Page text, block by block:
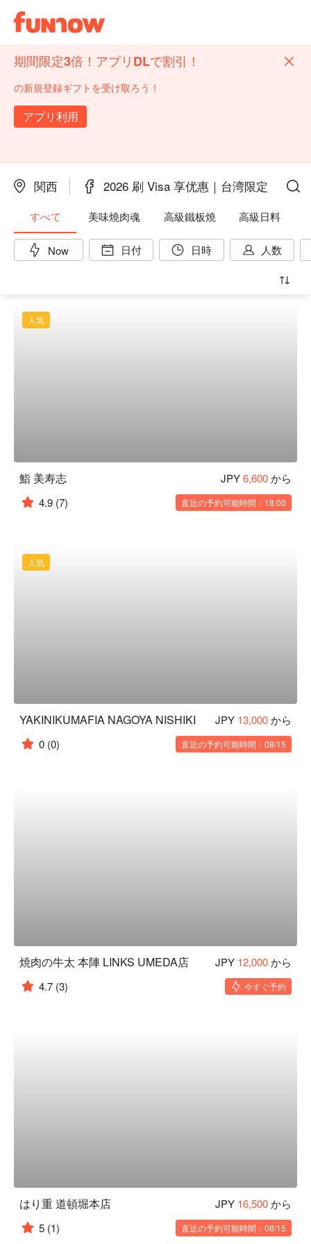
期間限定3倍！アプリDLで割引！
の新規登録ギフトを受け取ろう！
アプリ利用
関西 2026 刷 Visa 享优惠｜台湾限定
すべて 美味燒肉魂 高級鐵板燒 高級日料
Now 日付 日時 人数
人気
鮨 美寿志 JPY6,600から
4.9 (7) 直近の予約可能時間：18:00
人気
YAKINIKUMAFIA NAGOYA NISHIKI JPY 13,000から
0 (0) 直近の予約可能時間：08/15
焼肉の牛太 本陣 LINKS UMEDA店 JPY 12,000から
4.7 (3) 今すぐ予約
はり重 道頓堀本店 JPY 16,500から
5 (1) 直近の予約可能時間：08/15